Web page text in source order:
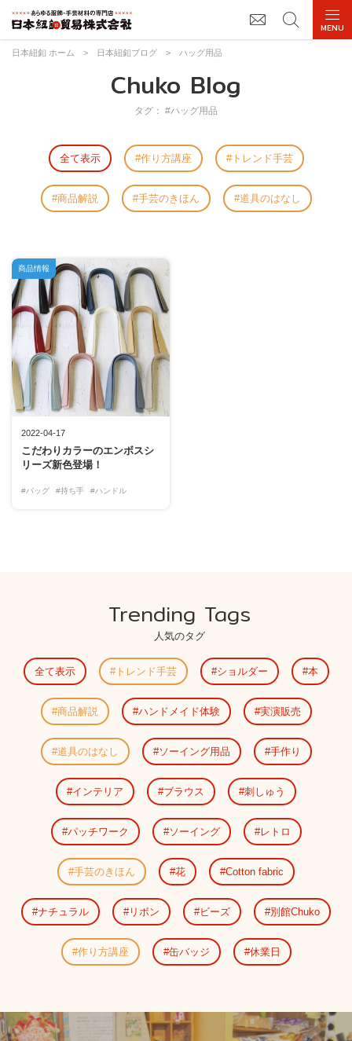
日本紐釦 ホーム > 日本紐釦ブログ > ハッグ用品
Chuko Blog
タグ： #ハッグ用品
全て表示 作り方講座 トレンド手芸
商品解説 手芸のきほん 道具のはなし
2022-04-17
こだわりカラーのエンボスシ
リーズ新色登場！
#バッグ #持ち手 #ハンドル
商品情報
Trending Tags
人気のタグ
全て表示 トレンド手芸 ショルダー 本
商品解説 ハンドメイド体験 実演販売
道具のはなし ソーイング用品 手作り
インテリア ブラウス 刺しゅう
パッチワーク ソーイング レトロ
手芸のきほん 花 Cotton fabric
ナチュラル リボン ビーズ 別館Chuko
作り方講座 缶バッジ 休業日